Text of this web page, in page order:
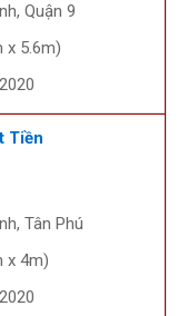
Quận 9
x 5.6m)
Tiền
Tân Phú
x 4m)